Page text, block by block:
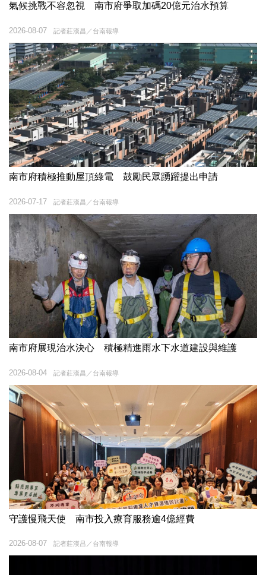
氣候挑戰不容忽視 南市府爭取加碼20億元治水預算
記者莊漢昌／台南報導
2026-08-07
南市府積極推動屋頂綠電 鼓勵民眾踴躍提出申請
記者莊漢昌／台南報導
2026-07-17
南市府展現治水決心 積極精進雨水下水道建設與維護
記者莊漢昌／台南報導
2026-08-04
守護慢飛天使 南市投入療育服務逾4億經費
記者莊漢昌／台南報導
2026-08-07